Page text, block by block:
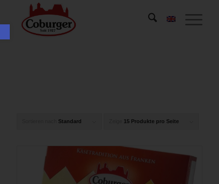
Werkzeugleiste öffnen
Standard 15 Produkte pro Seite